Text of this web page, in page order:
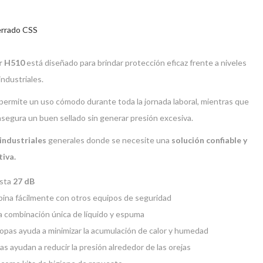
CSS
H510está diseñado para brindar protección eficaz frente a niveles
un uso cómodo durante toda la jornada laboral, mientras que
un buen sellado sin generar presión excesiva.
generales donde se necesite una solución confiable y
27 dB
fácilmente con otros equipos de seguridad
única de líquido y espuma
ayuda a minimizar la acumulación de calor y humedad
ayudan a reducir la presión alrededor de las orejas